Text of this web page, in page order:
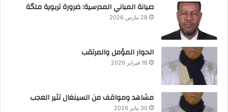
صيانة المباني المدرسية: ضرورة تربوية ملحّة
28 مارس 2026
الحوار المؤمل والمرتقب
16 فبراير 2026
مشاهد ومواقف من السينغال تثير العجب
30 يناير 2026